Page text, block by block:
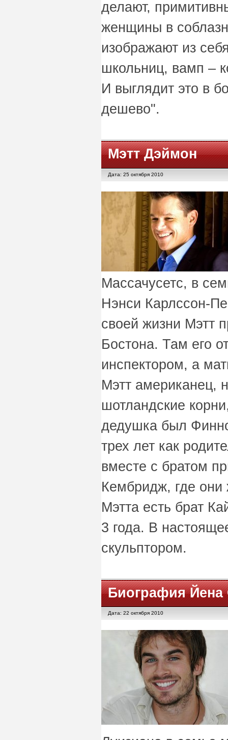
делают,
женщины в
изображают из
школьниц, вамп –
И выглядит это в
дешево".
Мэтт Дэймон
Дата: 25 октября 2010
Массачусетс, в
Нэнси Карлссон-
своей жизни Мэтт
Бостона. Там его
инспектором, а
Мэтт американец,
шотландские
дедушка был
трех лет как
вместе с братом
Кембридж, где
Мэтта есть брат
3 года. В
скульптором.
Биография Йена
Дата: 22 октября 2010